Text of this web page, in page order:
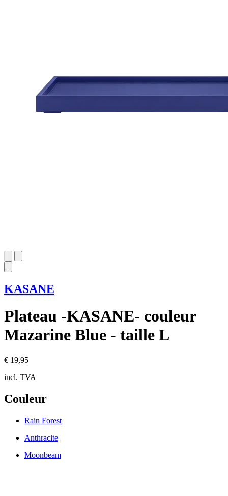
KASANE
Plateau -KASANE- couleur
Mazarine Blue - taille L
€ 19,95
incl. TVA
Couleur
Rain Forest
Anthracite
Moonbeam